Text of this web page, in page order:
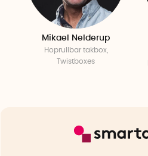
Mikael Nelderup
Hoprullbar takbox,
Twistboxes